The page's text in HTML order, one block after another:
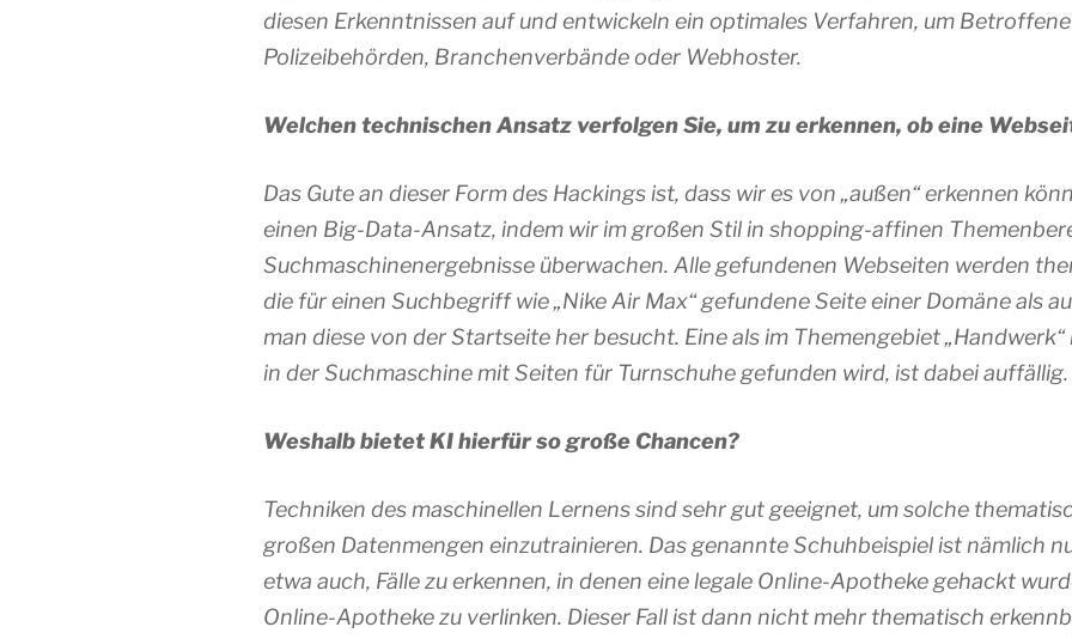
diesen Erkenntnissen auf und entwickeln ein optimales Verfahren, um
Polizeibehörden, Branchenverbände oder Webhoster.
Welchen technischen Ansatz verfolgen Sie, um zu erkennen, ob eine
Das Gute an dieser Form des Hackings ist, dass wir es von „außen“ erkennen
einen Big-Data-Ansatz, indem wir im großen Stil in shopping-affinen
Suchmaschinenergebnisse überwachen. Alle gefundenen Webseiten werden
die für einen Suchbegriff wie „Nike Air Max“ gefundene Seite einer Domäne als
man diese von der Startseite her besucht. Eine als im Themengebiet
in der Suchmaschine mit Seiten für Turnschuhe gefunden wird, ist dabei auffällig.
Weshalb bietet KI hierfür so große Chancen?
Techniken des maschinellen Lernens sind sehr gut geeignet, um solche
großen Datenmengen einzutrainieren. Das genannte Schuhbeispiel ist nämlich
etwa auch, Fälle zu erkennen, in denen eine legale Online-Apotheke gehackt
Online-Apotheke zu verlinken. Dieser Fall ist dann nicht mehr thematisch